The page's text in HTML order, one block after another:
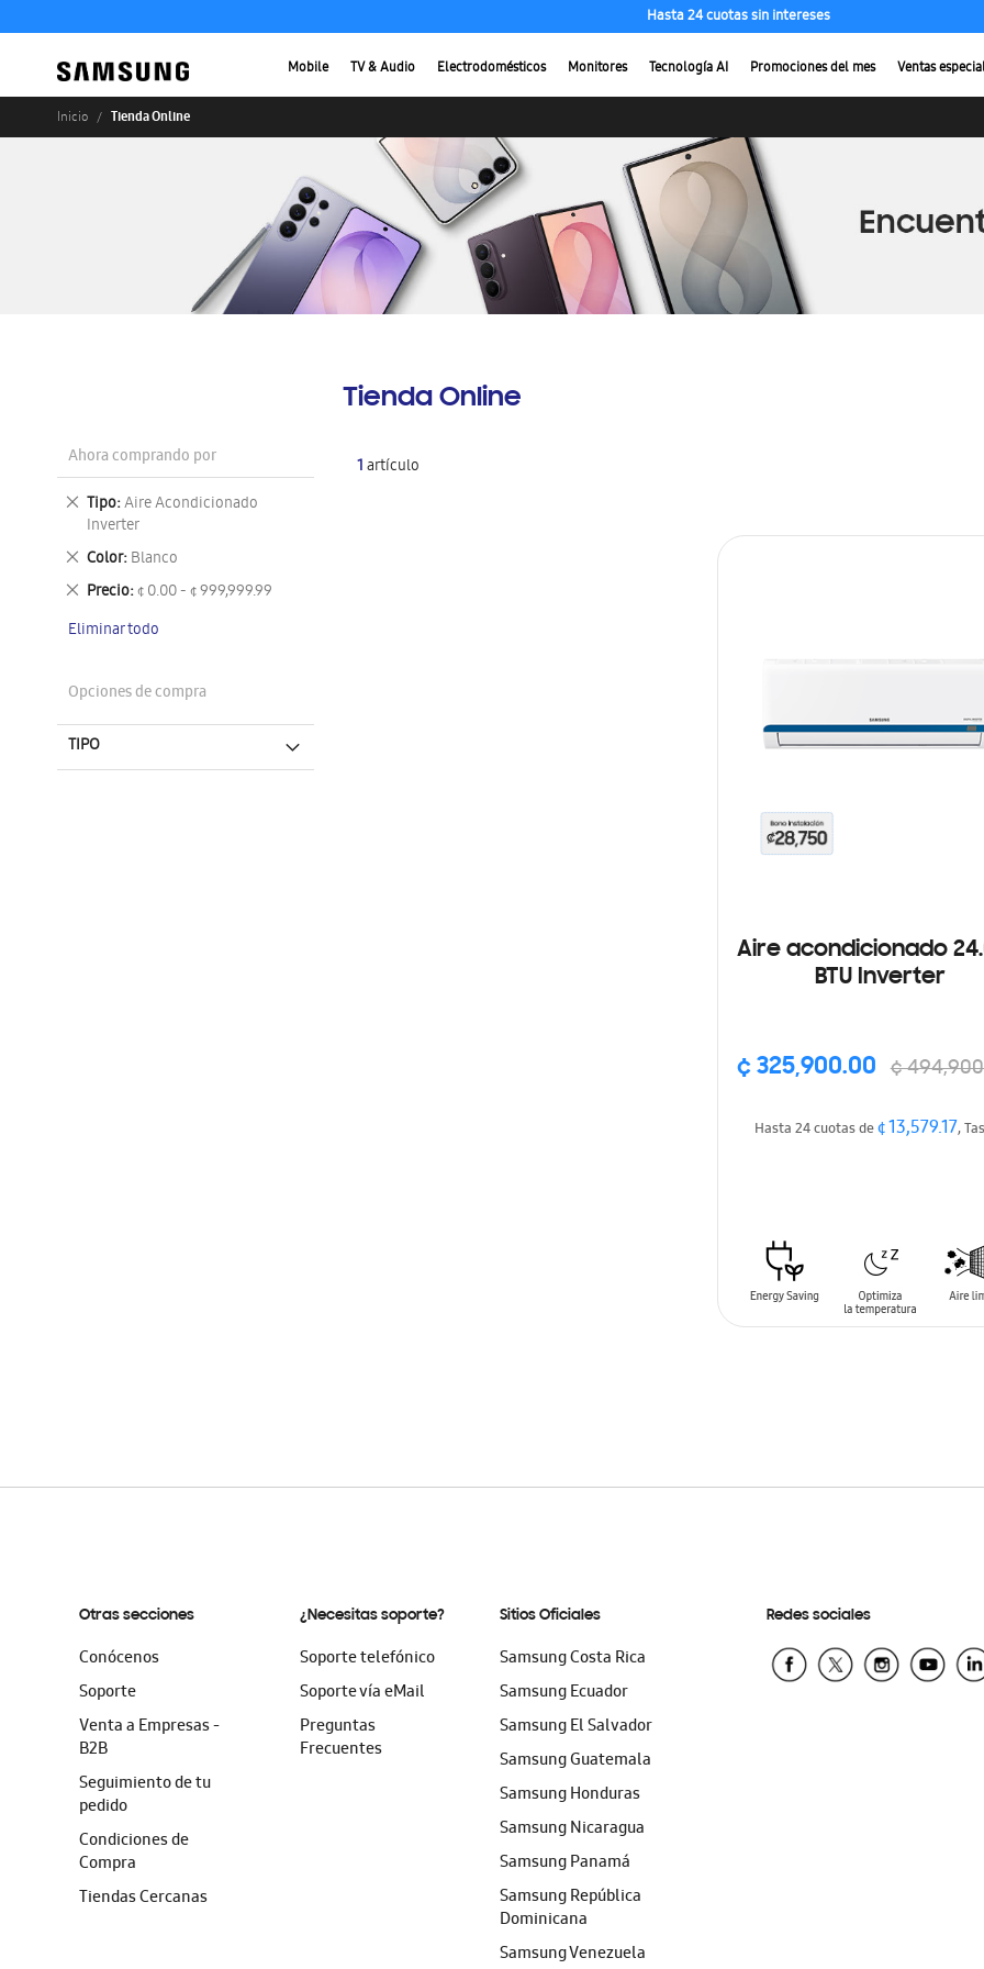
Hasta 24 cuotas sin intereses
Mobile TV & Audio Electrodomésticos Monitores Tecnología AI Promociones del mes Ventas
Inicio Tienda Online
Tienda Online
1artículo
Aire acondicionado
BTU Inverter
¢ 325,900.00 ¢
Hasta 24 cuotas de¢ 13,579.17,
Ahora comprando por
Tipo Aire Acondicionado
Inverter
Eliminar
este
artículo
Color Blanco
Eliminar
este
artículo
Precio ¢ 0.00 - ¢ 999,999.99
Eliminar
artículo
Eliminar todo
Opciones de compra
TIPO
Otras secciones
Conócenos
Soporte
Venta a Empresas -
B2B
Seguimiento de tu
pedido
Condiciones de
Compra
Tiendas Cercanas
¿Necesitas soporte?
Soporte telefónico
Soporte vía eMail
Preguntas
Frecuentes
Sitios Oficiales
Samsung Costa Rica
Samsung Ecuador
Samsung El Salvador
Samsung Guatemala
Samsung Honduras
Samsung Nicaragua
Samsung Panamá
Samsung República
Dominicana
Samsung Venezuela
Redes sociales